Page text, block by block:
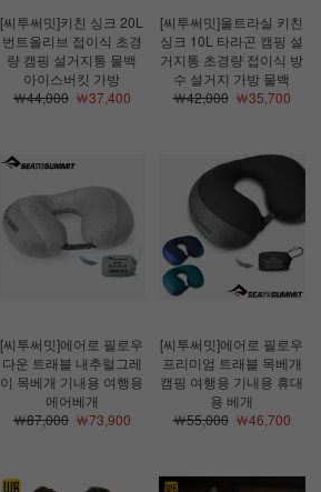
[씨투써밋]키친 싱크 20L
번트올리브 접이식 초경
량 캠핑 설거지통 물백
아이스버킷 가방
￦44,000￦37,400
[씨투써밋]울트라실 키친
싱크 10L 타라곤 캠핑 설
거지통 초경량 접이식 방
수 설거지 가방 물백
￦42,000￦35,700
[씨투써밋]에어로 필로우
다운 트래블 내추럴그레
이 목베개 기내용 여행용
에어베개
￦87,000￦73,900
[씨투써밋]에어로 필로우
프리미엄 트래블 목베개
캠핑 여행용 기내용 휴대
용 베개
￦55,000￦46,700